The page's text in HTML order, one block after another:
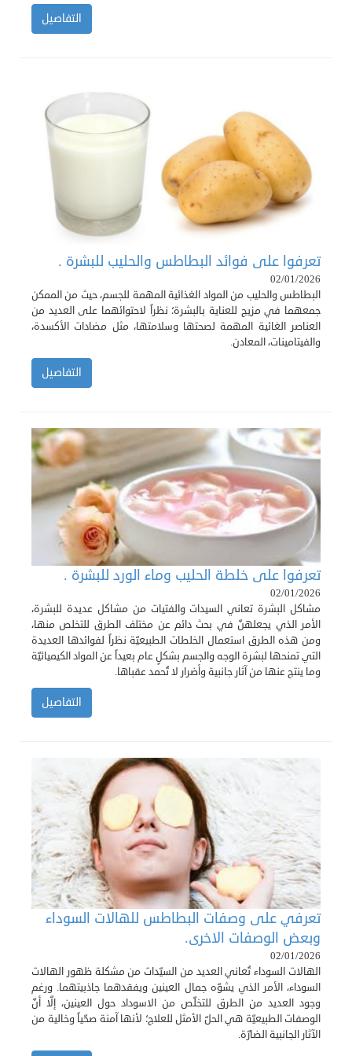
التفاصيل
تعرفوا على فوائد البطاطس والحليب للبشرة .
02/01/2026
البطاطس والحليب من المواد الغذائية المهمة للجسم، حيث من الممكن
جمعهما في مزيج للعناية بالبشرة؛ نظراً لاحتوائهما على العديد من
العناصر الغائية المهمة لصحتها وسلامتها، مثل مضادات الأكسدة،
والفيتامينات، المعادن.
التفاصيل
تعرفوا على خلطة الحليب وماء الورد للبشرة .
02/01/2026
مشاكل البشرة تعاني السيدات والفتيات من مشاكل عديدة للبشرة،
الأمر الذي يجعلهنّ في بحث دائم عن مختلف الطرق للتخلص منها،
ومن هذه الطرق استعمال الخلطات الطبيعيّة نظراً لفوائدها العديدة
التي تمنحها لبشرة الوجه والجسم بشكلٍ عام بعيداً عن المواد الكيميائيّة
وما ينتج عنها من آثار جانبية وأضرار لا تُحمد عقباها.
التفاصيل
تعرفي على وصفات البطاطس للهالات السوداء
وبعض الوصفات الاخرى.
02/01/2026
الهالات السوداء تُعاني العديد من السيّدات من مشكلة ظهور الهالات
السوداء، الأمر الذي يشوّه جمال العينين ويفقدهما جاذبيتهما. ورغم
وجود العديد من الطرق للتخلّص من الاسوداد حول العينين، إلّا أنّ
الوصفات الطبيعيّة هي الحلّ الأمثل للعلاج؛ لأنها آمنة صحّياً وخالية من
الآثار الجانبية الضارّة.